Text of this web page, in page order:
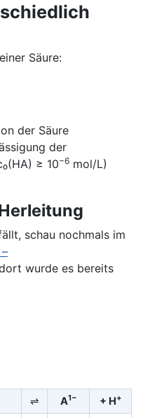
Säure:
der Säure
der
≥ 10−6 mol/L)
schau nochmals im
wurde es bereits
⇌ A1− + H+